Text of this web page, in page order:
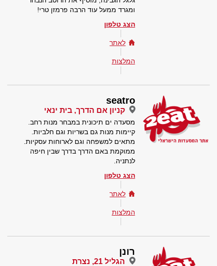
ומגרד ממעל עוד הרבה פרמזן טרי!
הצג טלפון
לאתר
המלצות
seatro
קניון אם הדרך, בית ינאי
מסעדה ים תיכונית במבחר מנות רחב.
קיימות מנות גם בשריות וגם חלביות.
מתאים למשפחה וגם לארוחות עסקיות.
ממוקמת באם הדרך בדרך שבין חיפה
לנתניה.
הצג טלפון
לאתר
המלצות
רונן
הגליל 21, נצרת